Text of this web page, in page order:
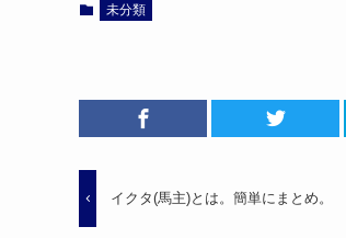
未分類
イクタ(馬主)とは。簡単にまとめ。